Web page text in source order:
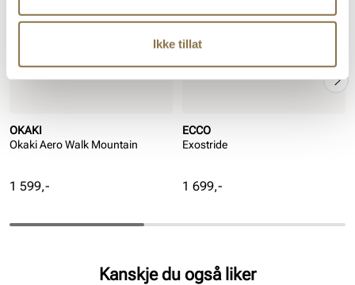
Ikke tillat
OKAKI
Okaki Aero Walk Mountain
Pris
1 599,-
ECCO
Exostride
Pris
1 699,-
Kanskje du også liker